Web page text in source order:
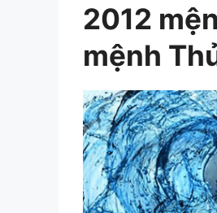
2012
mệnh